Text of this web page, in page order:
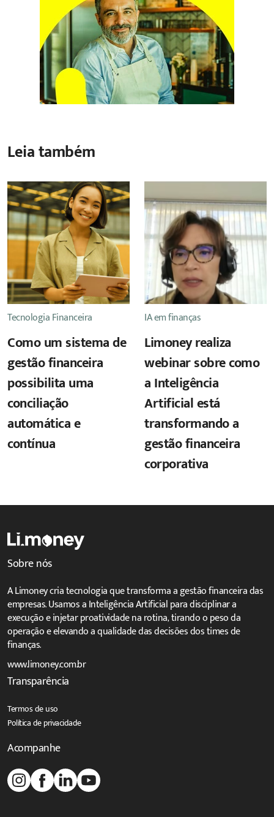
Leia também
Tecnologia Financeira
Como um sistema de
gestão financeira
possibilita uma
conciliação
automática e
contínua
IA em finanças
Limoney realiza
webinar sobre como
a Inteligência
Artificial está
transformando a
gestão financeira
corporativa
Sobre nós
A Limoney cria tecnologia que transforma a gestão financeira das
empresas. Usamos a Inteligência Artificial para disciplinar a
execução e injetar proatividade na rotina, tirando o peso da
operação e elevando a qualidade das decisões dos times de
finanças.
www.limoney.com.br
Transparência
Termos de uso
Política de privacidade
Acompanhe